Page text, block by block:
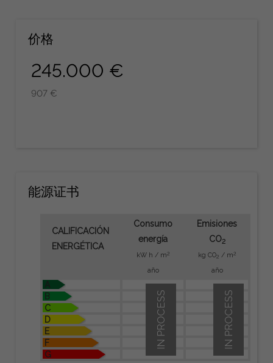
价格
245.000 €
907 €
能源证书
CALIFICACIÓN
ENERGÉTICA
Consumo
energía
kW h / m 2
año
Emisiones
CO2
kg CO2 / m 2
año
A
B
C
D
E
F
G
IN PROCESS
IN PROCESS